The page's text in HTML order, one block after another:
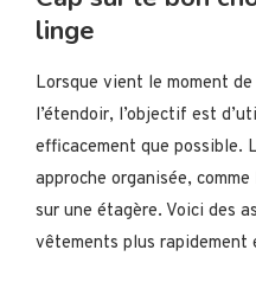
linge
Lorsque vient le moment
l’étendoir, l’objectif est
efficacement que possible.
approche organisée,
sur une étagère. Voici des
vêtements plus rapidement